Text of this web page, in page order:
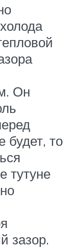
Он
будет, то
тутуне
зазор.